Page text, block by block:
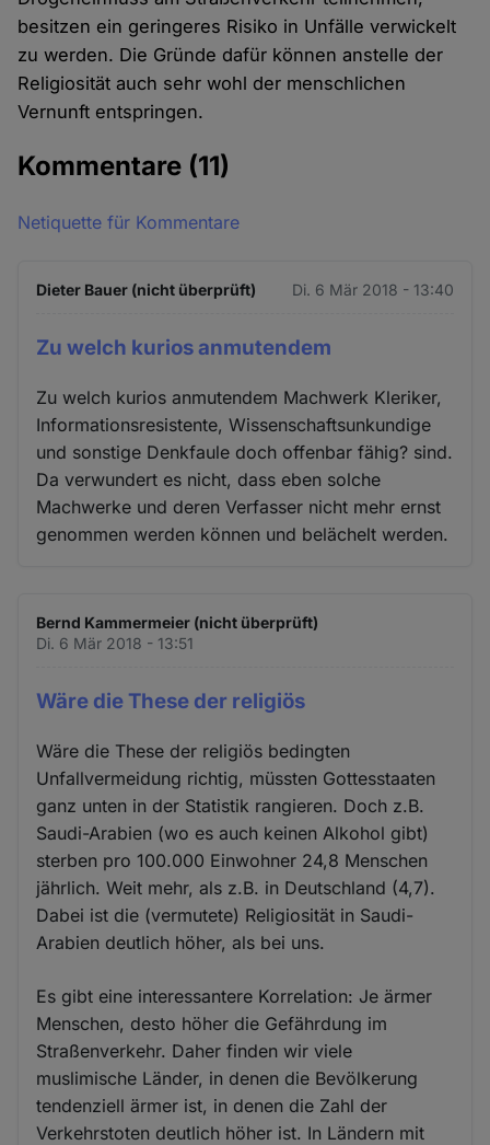
besitzen ein geringeres Risiko in Unfälle verwickelt
zu werden. Die Gründe dafür können anstelle der
Religiosität auch sehr wohl der menschlichen
Vernunft entspringen.
Kommentare (11)
Netiquette für Kommentare
Dieter Bauer (nicht überprüft) Di. 6 Mär 2018 - 13:40
Zu welch kurios anmutendem
Zu welch kurios anmutendem Machwerk Kleriker,
Informationsresistente, Wissenschaftsunkundige
und sonstige Denkfaule doch offenbar fähig? sind.
Da verwundert es nicht, dass eben solche
Machwerke und deren Verfasser nicht mehr ernst
genommen werden können und belächelt werden.
Bernd Kammermeier (nicht überprüft)
Di. 6 Mär 2018 - 13:51
Wäre die These der religiös
Wäre die These der religiös bedingten
Unfallvermeidung richtig, müssten Gottesstaaten
ganz unten in der Statistik rangieren. Doch z.B.
Saudi-Arabien (wo es auch keinen Alkohol gibt)
sterben pro 100.000 Einwohner 24,8 Menschen
jährlich. Weit mehr, als z.B. in Deutschland (4,7).
Dabei ist die (vermutete) Religiosität in Saudi-
Arabien deutlich höher, als bei uns.
Es gibt eine interessantere Korrelation: Je ärmer
Menschen, desto höher die Gefährdung im
Straßenverkehr. Daher finden wir viele
muslimische Länder, in denen die Bevölkerung
tendenziell ärmer ist, in denen die Zahl der
Verkehrstoten deutlich höher ist. In Ländern mit